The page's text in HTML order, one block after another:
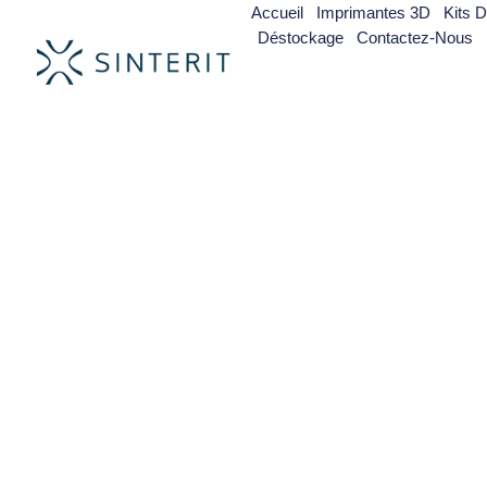
Accueil Imprimantes 3D
Kits
Déstockage
Contactez-Nous